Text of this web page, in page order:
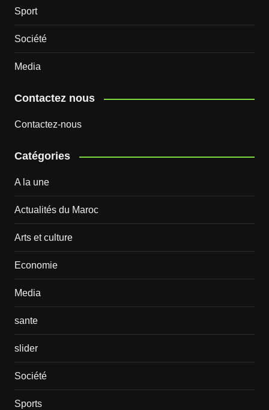
Sport
Société
Media
Contactez nous
Contactez-nous
Catégories
A la une
Actualités du Maroc
Arts et culture
Economie
Media
sante
slider
Société
Sports